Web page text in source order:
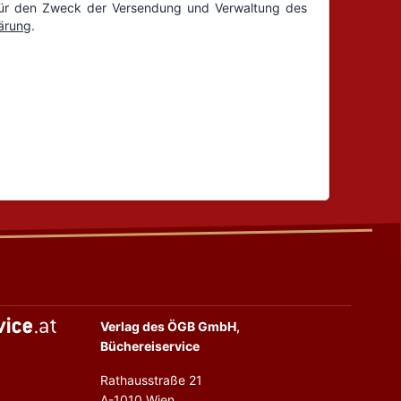
Verlag des ÖGB GmbH,
Büchereiservice
Rathausstraße 21